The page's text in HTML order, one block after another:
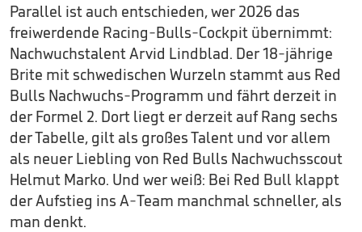
Parallel ist auch entschieden, wer 2026 das
freiwerdende Racing-Bulls-Cockpit übernimmt:
Nachwuchstalent Arvid Lindblad. Der 18-jährige
Brite mit schwedischen Wurzeln stammt aus Red
Bulls Nachwuchs-Programm und fährt derzeit in
der Formel 2. Dort liegt er derzeit auf Rang sechs
der Tabelle, gilt als großes Talent und vor allem
als neuer Liebling von Red Bulls Nachwuchsscout
Helmut Marko. Und wer weiß: Bei Red Bull klappt
der Aufstieg ins A-Team manchmal schneller, als
man denkt.